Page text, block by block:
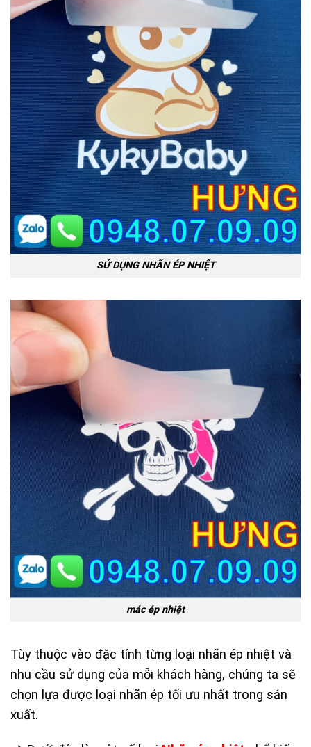
SỬ DỤNG NHÃN ÉP NHIỆT
mác ép nhiệt
Tùy thuộc vào đặc tính từng loại nhãn ép nhiệt và
nhu cầu sử dụng của mỗi khách hàng, chúng ta sẽ
chọn lựa được loại nhãn ép tối ưu nhất trong sản
xuất.